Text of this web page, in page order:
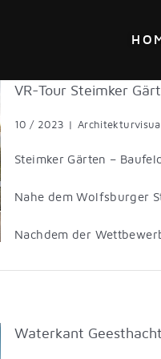
VR-Tour Steimker
10 / 2023 |
Steimker Gärten –
Nahe dem Wolfsburger
Nachdem der
Waterkant Geesthacht